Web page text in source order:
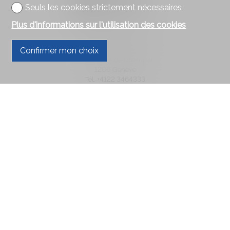
Contactez-nous
GESTICORP S.A.
32, Avenue de Champel
Seuls les cookies strictement nécessaires
Plus d'informations sur l'utilisation des cookies
Confirmer mon choix